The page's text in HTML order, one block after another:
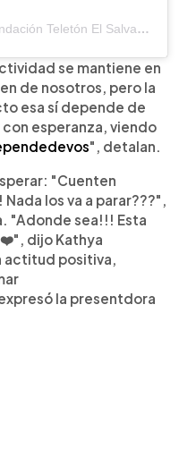
Una publicación compartida de Fundación Teletón El Salvador (@teletonsv)
se mantiene en
de nosotros, pero la
esa sí depende de
esperanza, viendo
", detalan.
"Cuenten
los va a parar???",
"Adonde sea!!! Esta
❤️", dijo Kathya
actitud positiva,
la presentdora